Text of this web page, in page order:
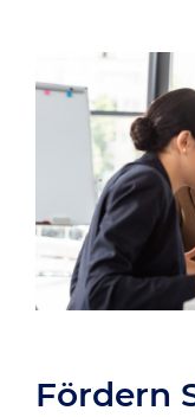
Fördern